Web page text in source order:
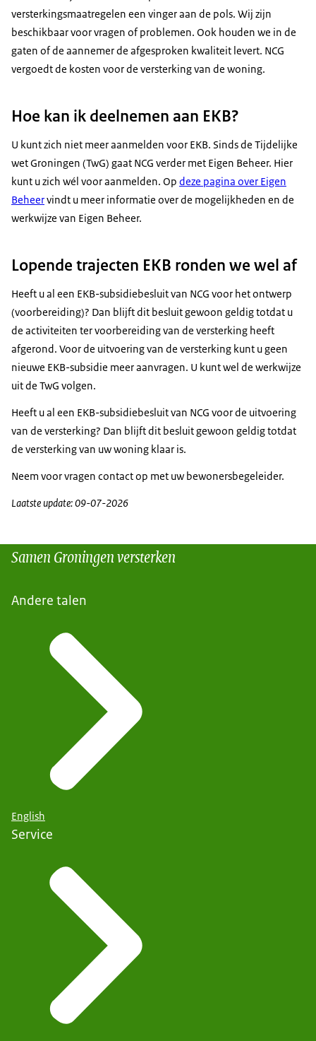
versterkingsmaatregelen een vinger aan de pols. Wij zijn
beschikbaar voor vragen of problemen. Ook houden we in de
gaten of de aannemer de afgesproken kwaliteit levert. NCG
vergoedt de kosten voor de versterking van de woning.
Hoe kan ik deelnemen aan EKB?
U kunt zich niet meer aanmelden voor EKB. Sinds de Tijdelijke
wet Groningen (TwG) gaat NCG verder met Eigen Beheer. Hier
kunt u zich wél voor aanmelden. Op deze pagina over Eigen
Beheervindt u meer informatie over de mogelijkheden en de
werkwijze van Eigen Beheer.
Lopende trajecten EKB ronden we wel af
Heeft u al een EKB-subsidiebesluit van NCG voor het ontwerp
(voorbereiding)? Dan blijft dit besluit gewoon geldig totdat u
de activiteiten ter voorbereiding van de versterking heeft
afgerond. Voor de uitvoering van de versterking kunt u geen
nieuwe EKB-subsidie meer aanvragen. U kunt wel de werkwijze
uit de TwG volgen.
Heeft u al een EKB-subsidiebesluit van NCG voor de uitvoering
van de versterking? Dan blijft dit besluit gewoon geldig totdat
de versterking van uw woning klaar is.
Neem voor vragen contact op met uw bewonersbegeleider.
Laatste update: 09-07-2026
Samen Groningen versterken
Andere talen
English
Service